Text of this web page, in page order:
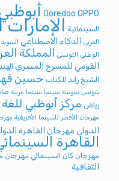
Ooredoo OPPO
السينمائية
العربي
الذكاء الاصطناعي السويد
الوطني التونسي
المملكة
القومي للمسرح المصري
الشيخ زايد للكتاب حسين
بتونس سوسة سينما سينما عربية
رياض مركز أبوظبي للغة
مهرجان الأقصر للسينما الأفريقية
الدولي مهرجان القاهرة
القاهرة
مهرجان كان السينمائي مهرجان
الثقافية